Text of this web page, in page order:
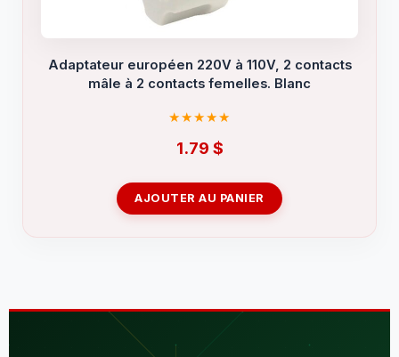
Adaptateur européen 220V à 110V, 2 contacts
mâle à 2 contacts femelles. Blanc
1.79 $
AJOUTER AU PANIER